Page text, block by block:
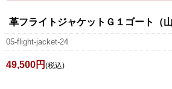
革フライトジャケットＧ１ゴート（
05-flight-jacket-24
49,500円 (税込)